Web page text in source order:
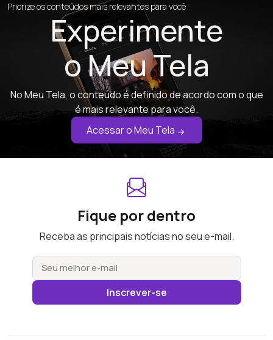
Priorize os conteúdos mais relevantes para você
Experimente
o Meu Tela
No Meu Tela, o conteúdo é definido de acordo com o que
é mais relevante para você.
Acessar o Meu Tela
Fique por dentro
Receba as principais notícias no seu e-mail.
Inscrever-se